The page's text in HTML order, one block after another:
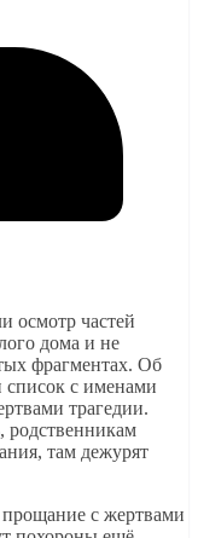
осмотр частей
дома и не
фрагментах. Об
с именами
трагедии.
там дежурят
с жертвами